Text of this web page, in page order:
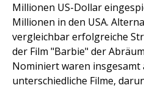
Millionen US-Dollar
Millionen in den USA.
vergleichbar erfolgreiche
der Film "Barbie" der
Nominiert waren insgesamt
unterschiedliche Filme,